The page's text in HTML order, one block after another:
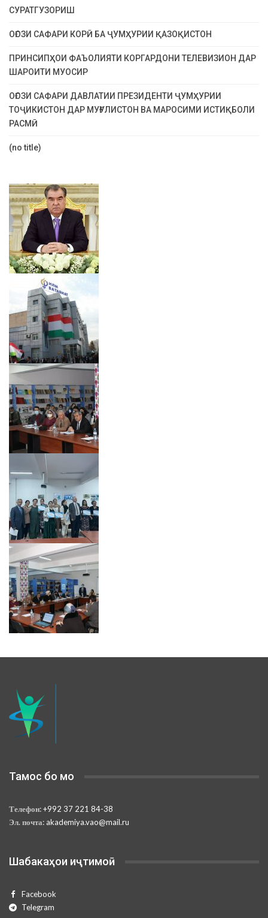
СУРАТГУЗОРИШ
ОҒОЗИ САФАРИ КОРӢ БА ҶУМҲУРИИ ҚАЗОҚИСТОН
ПРИНСИПҲОИ ФАЪОЛИЯТИ КОРГАРДОНИ ТЕЛЕВИЗИОН ДАР
ШАРОИТИ МУОСИР
ОҒОЗИ САФАРИ ДАВЛАТИИ ПРЕЗИДЕНТИ ҶУМҲУРИИ
ТОҶИКИСТОН ДАР МУҒУЛИСТОН ВА МАРОСИМИ ИСТИҚБОЛИ
РАСМӢ
(no title)
Тамос бо мо
Телефон:+992 37 221 84-38
Эл. почта: akademiya.vao@mail.ru
Шабакаҳои иҷтимоӣ
Facebook
Telegram